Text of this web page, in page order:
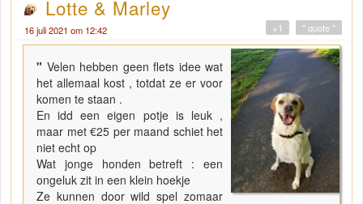
Lotte & Marley
16 juli 2021 om 12:42 " quote "
+1
" Velen hebben geen flets idee wat
het allemaal kost , totdat ze er voor
komen te staan .
En idd een eigen potje is leuk ,
maar met €25 per maand schiet het
niet echt op
Wat jonge honden betreft : een
ongeluk zit in een klein hoekje
Ze kunnen door wild spel zomaar